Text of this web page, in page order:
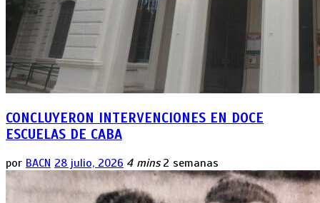
CONCLUYERON INTERVENCIONES EN DOCE
ESCUELAS DE CABA
por BACN 28 julio, 2026 4 mins 2 semanas